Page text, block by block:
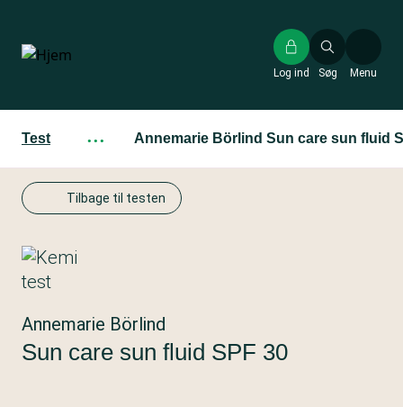
hovedindhold
Søg
Log ind Menu
Test ··· Annemarie Börlind Sun care sun fluid
Tilbage til testen
Annemarie Börlind
Sun care sun fluid SPF 30